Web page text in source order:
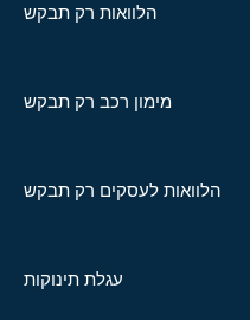
הלוואות רק תבקש
מימון רכב רק תבקש
הלוואות לעסקים רק תבקש
עגלת תינוקות